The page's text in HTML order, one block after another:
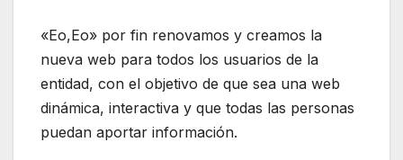
«Eo,Eo» por fin renovamos y creamos la
nueva web para todos los usuarios de la
entidad, con el objetivo de que sea una web
dinámica, interactiva y que todas las personas
puedan aportar información.